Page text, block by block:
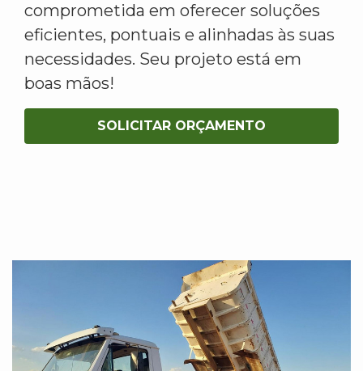
comprometida em oferecer soluções
eficientes, pontuais e alinhadas às suas
necessidades. Seu projeto está em
boas mãos!
SOLICITAR ORÇAMENTO